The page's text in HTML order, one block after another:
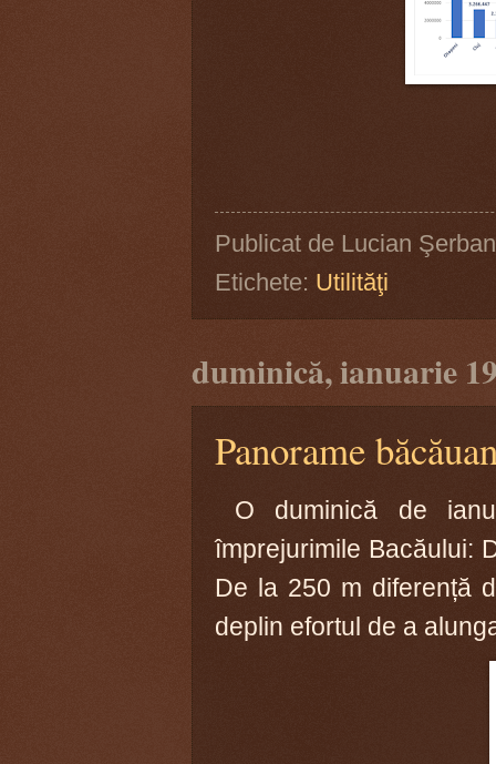
Publicat de Lucian Şerban
Etichete: Utilităţi
duminică, ianuarie
Panorame
O duminică de
împrejurimile Bacăului:
De la 250 m diferență
deplin efortul de a